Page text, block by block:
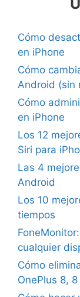
Cómo
en iPhone
Cómo
Android (sin
Cómo
en iPhone
Los 12
Siri para
Las 4
Android
Los 10
tiempos
cualquier
Cómo
OnePlus 8,